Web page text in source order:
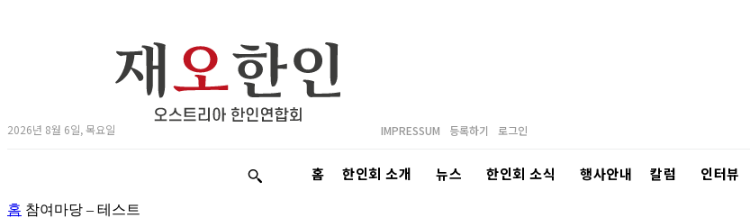
2026년 8월 6일, 목요일 IMPRESSUM 등록하기 로그인
홈 한인회 소개 뉴스 한인회 소식 행사안내 칼럼 인터뷰
홈 참여마당 – 테스트